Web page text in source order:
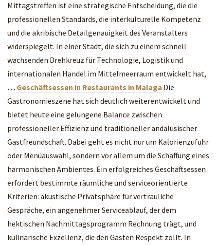
Mittagstreffen ist eine strategische Entscheidung, die die
professionellen Standards, die interkulturelle Kompetenz
und die akribische Detailgenauigkeit des Veranstalters
widerspiegelt. In einer Stadt, die sich zu einem schnell
wachsenden Drehkreuz für Technologie, Logistik und
internationalen Handel im Mittelmeerraum entwickelt hat,
… Geschäftsessen in Restaurants in Malaga Die
Gastronomieszene hat sich deutlich weiterentwickelt und
bietet heute eine gelungene Balance zwischen
professioneller Effizienz und traditioneller andalusischer
Gastfreundschaft. Dabei geht es nicht nur um Kalorienzufuhr
oder Menüauswahl, sondern vor allem um die Schaffung eines
harmonischen Ambientes. Ein erfolgreiches Geschäftsessen
erfordert bestimmte räumliche und serviceorientierte
Kriterien: akustische Privatsphäre für vertrauliche
Gespräche, ein angenehmer Serviceablauf, der dem
hektischen Nachmittagsprogramm Rechnung trägt, und
kulinarische Exzellenz, die den Gästen Respekt zollt. In